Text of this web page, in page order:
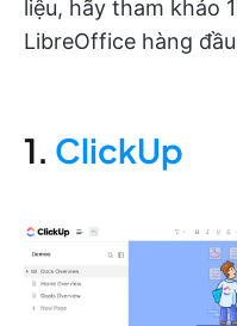
liệu, hãy tham khảo
LibreOffice hàng
1. ClickUp